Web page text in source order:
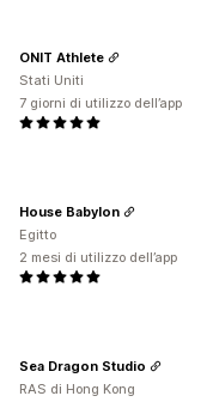
ONIT Athlete
Stati Uniti
7 giorni di utilizzo dell’app
House Babylon
Egitto
2 mesi di utilizzo dell’app
Sea Dragon Studio
RAS di Hong Kong